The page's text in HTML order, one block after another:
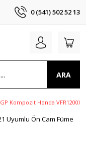
0 (541) 502 52 13
ARA
GP Kompozit Honda VFR1200X